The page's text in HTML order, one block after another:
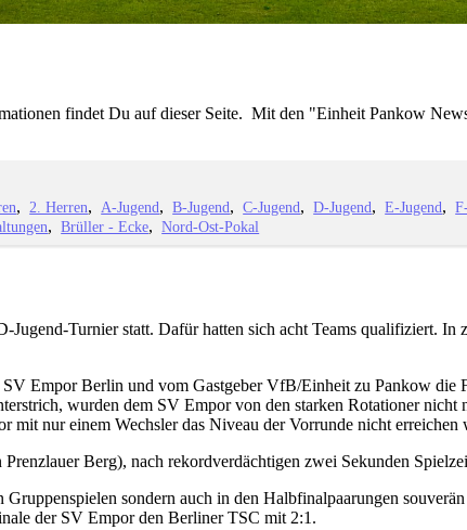
findet Du auf dieser Seite. Mit den "Einheit Pankow
2. Herren A-Jugend B-Jugend C-Jugend D-Jugend E-Jugend
Brüller - Ecke Nord-Ost-Pokal
Turnier statt. Dafür hatten sich acht Teams qualifiziert. In
Empor Berlin und vom Gastgeber VfB/Einheit zu Pankow die
wurden dem SV Empor von den starken Rotationer nicht
mit nur einem Wechsler das Niveau der Vorrunde nicht erreichen
Berg), nach rekordverdächtigen zwei Sekunden
sondern auch in den Halbfinalpaarungen
der SV Empor den Berliner TSC mit 2:1.